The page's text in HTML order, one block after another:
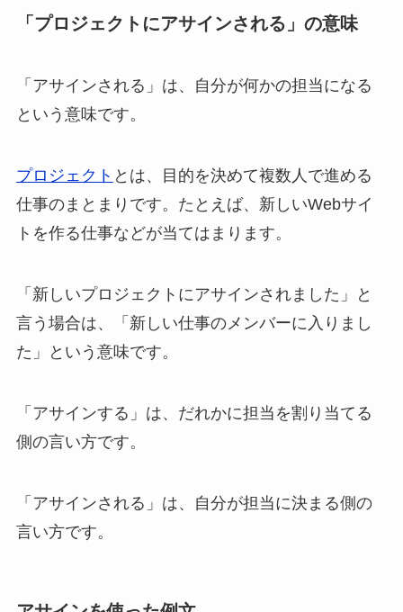
「プロジェクトにアサインされる」の意味
「アサインされる」は、自分が何かの担当になる
という意味です。
プロジェクト とは、目的を決めて複数人で進める
仕事のまとまりです。たとえば、新しいWebサイ
トを作る仕事などが当てはまります。
「新しいプロジェクトにアサインされました」と
言う場合は、「新しい仕事のメンバーに入りまし
た」という意味です。
「アサインする」は、だれかに担当を割り当てる
側の言い方です。
「アサインされる」は、自分が担当に決まる側の
言い方です。